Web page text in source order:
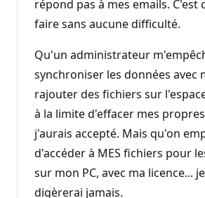
répond pas à mes emails. C'est
faire sans aucune difficulté.
Qu'un administrateur
synchroniser les données avec
rajouter des fichiers sur
à la limite d'effacer mes
j'aurais accepté. Mais qu'on
d'accéder à MES fichiers pour
sur mon PC, avec ma licence...
digèrerai jamais.